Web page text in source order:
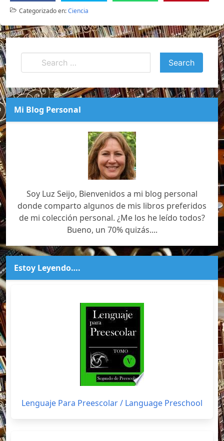
Categorizado en:Ciencia
Mi Blog Personal
Soy Luz Seijo, Bienvenidos a mi blog personal
donde comparto algunos de mis libros preferidos
de mi colección personal. ¿Me los he leído todos?
Bueno, un 70% quizás....
Estoy Leyendo….
Lenguaje Para Preescolar / Language Preschool